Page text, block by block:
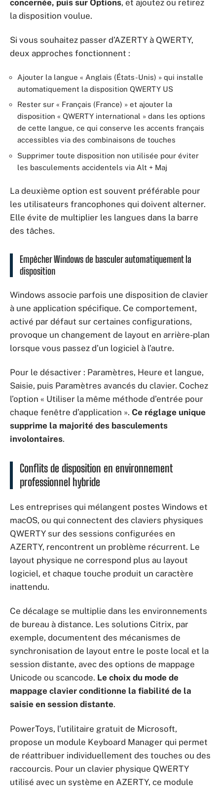
concernée, puis sur Options, et ajoutez ou retirez
la disposition voulue.
Si vous souhaitez passer d’AZERTY à QWERTY,
deux approches fonctionnent :
Ajouter la langue « Anglais (États-Unis) » qui installe
automatiquement la disposition QWERTY US
Rester sur « Français (France) » et ajouter la
disposition « QWERTY international » dans les options
de cette langue, ce qui conserve les accents français
accessibles via des combinaisons de touches
Supprimer toute disposition non utilisée pour éviter
les basculements accidentels via Alt + Maj
La deuxième option est souvent préférable pour
les utilisateurs francophones qui doivent alterner.
Elle évite de multiplier les langues dans la barre
des tâches.
Empêcher Windows de basculer automatiquement la
disposition
Windows associe parfois une disposition de clavier
à une application spécifique. Ce comportement,
activé par défaut sur certaines configurations,
provoque un changement de layout en arrière-plan
lorsque vous passez d’un logiciel à l’autre.
Pour le désactiver : Paramètres, Heure et langue,
Saisie, puis Paramètres avancés du clavier. Cochez
l’option « Utiliser la même méthode d’entrée pour
chaque fenêtre d’application ». Ce réglage unique
supprime la majorité des basculements
involontaires.
Conflits de disposition en environnement
professionnel hybride
Les entreprises qui mélangent postes Windows et
macOS, ou qui connectent des claviers physiques
QWERTY sur des sessions configurées en
AZERTY, rencontrent un problème récurrent. Le
layout physique ne correspond plus au layout
logiciel, et chaque touche produit un caractère
inattendu.
Ce décalage se multiplie dans les environnements
de bureau à distance. Les solutions Citrix, par
exemple, documentent des mécanismes de
synchronisation de layout entre le poste local et la
session distante, avec des options de mappage
Unicode ou scancode. Le choix du mode de
mappage clavier conditionne la fiabilité de la
saisie en session distante.
PowerToys, l’utilitaire gratuit de Microsoft,
propose un module Keyboard Manager qui permet
de réattribuer individuellement des touches ou des
raccourcis. Pour un clavier physique QWERTY
utilisé avec un système en AZERTY, ce module